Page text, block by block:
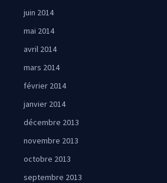
juin 2014
mai 2014
avril 2014
mars 2014
février 2014
janvier 2014
décembre 2013
novembre 2013
octobre 2013
septembre 2013